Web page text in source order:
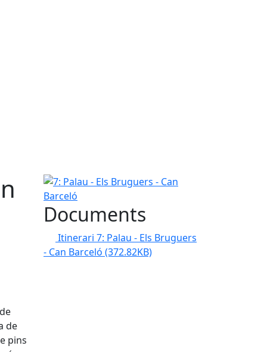
de
pins
7: Palau - Els Bruguers - Can Barceló
Documents
Itinerari 7: Palau - Els Bruguers
- Can Barceló (372.82KB)